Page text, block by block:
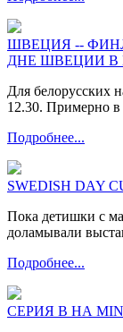
ШВЕЦИЯ --
ДНЕ ШВЕЦИИ В
Для белорусских
12.30. Примерно
Подробнее...
SWEDISH
Пока детишки с
доламывали
Подробнее...
СЕРИЯ В НА